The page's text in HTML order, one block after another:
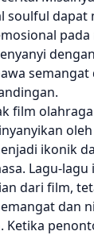
soulful dapat
semangat
film
ikonik
Lagu-lagu
dari film,
dan
Ketika